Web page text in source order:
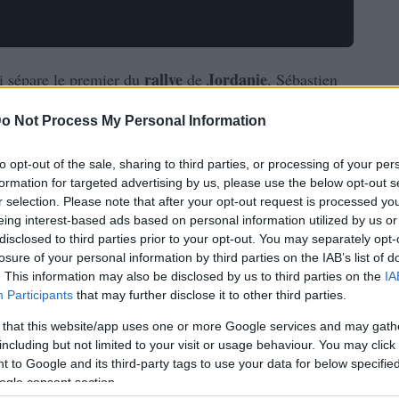
Not Process My Personal Information
opt-out of the sale, sharing to third parties, or processing of your
for targeted advertising by us, please use the below opt-out
selection. Please note that after your opt-out request is processed
interest-based ads based on personal information utilized by us
to third parties prior to your opt-out. You may separately
of your personal information by third parties on the IAB’s list of
This information may also be disclosed by us to third parties on the
Participants that may further disclose it to other third parties.
that this website/app uses one or more Google services and may
but not limited to your visit or usage behaviour. You may
to Google and its third-party tags to use your data for below
consent section.
sépare le premier du rallye de Jordanie, Sébastien
soit le plus petit écart jamais réalisé en
deux pilotes et l’indécision quand au résultat final
2011.
les organisateurs étant contraints de supprimer la
du matériel, dû à une panne du cargo
de sprint… qui le restera jusqu’au bout vu le faible
vieux renard de Sébastien Loeb assure de gros
général des pilotes.